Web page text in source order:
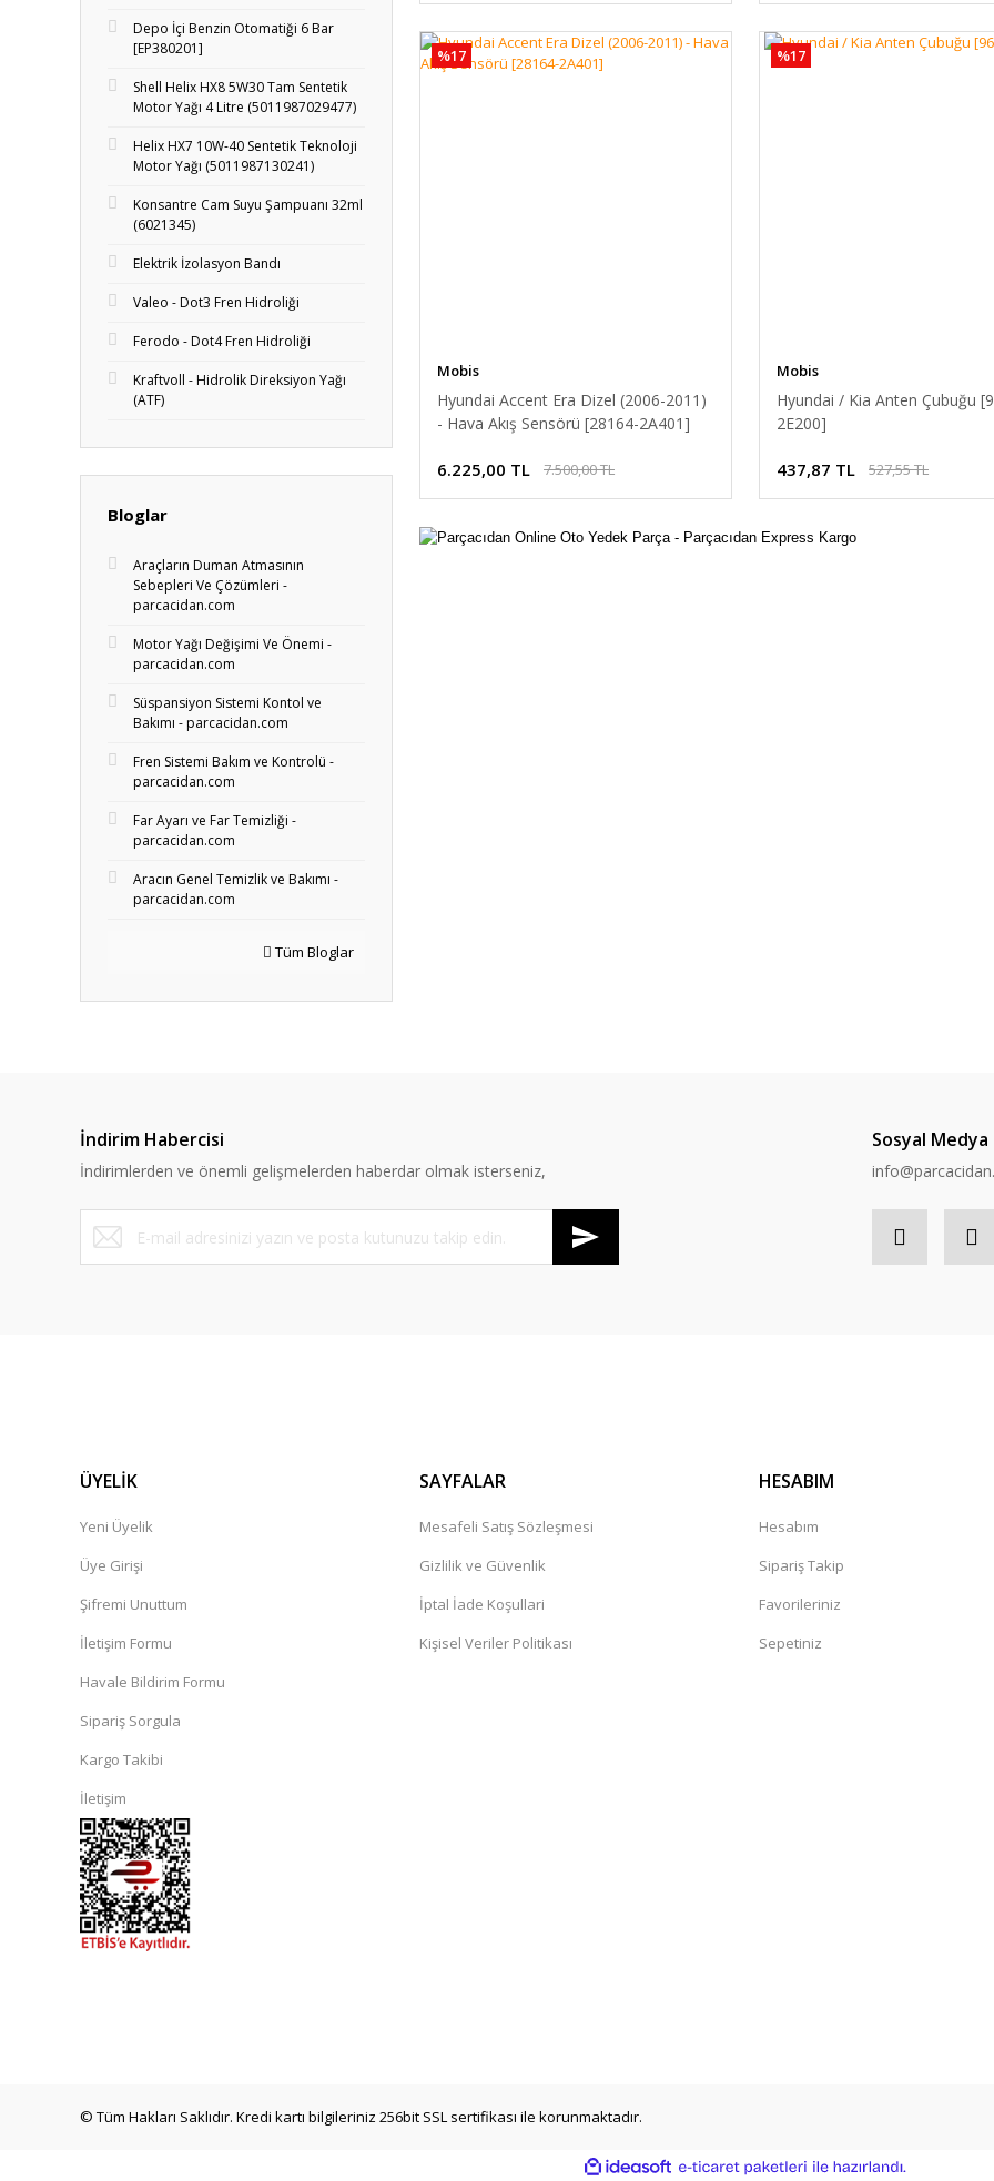
Depo İçi Benzin Otomatiği 6 Bar
[EP380201]
Shell Helix HX8 5W30 Tam Sentetik
Motor Yağı 4 Litre (5011987029477)
Helix HX7 10W-40 Sentetik Teknoloji
Motor Yağı (5011987130241)
Konsantre Cam Suyu Şampuanı 32ml
(6021345)
Elektrik İzolasyon Bandı
Valeo - Dot3 Fren Hidroliği
Ferodo - Dot4 Fren Hidroliği
Kraftvoll - Hidrolik Direksiyon Yağı
(ATF)
Bloglar
Araçların Duman Atmasının
Sebepleri Ve Çözümleri -
parcacidan.com
Motor Yağı Değişimi Ve Önemi -
parcacidan.com
Süspansiyon Sistemi Kontol ve
Bakımı - parcacidan.com
Fren Sistemi Bakım ve Kontrolü -
parcacidan.com
Far Ayarı ve Far Temizliği -
parcacidan.com
Aracın Genel Temizlik ve Bakımı -
parcacidan.com
Tüm Bloglar
%17
Mobis
Hyundai Accent Era Dizel (2006-2011)
- Hava Akış Sensörü [28164-2A401]
6.225,00 TL 7.500,00 TL
%17
Mobis
Hyundai / Kia Anten Çubuğu
2E200]
437,87 TL 527,55 TL
İndirim Habercisi
İndirimlerden ve önemli gelişmelerden haberdar olmak isterseniz,
Sosyal Medya
ÜYELİK
Yeni Üyelik
Üye Girişi
Şifremi Unuttum
İletişim Formu
Havale Bildirim Formu
Sipariş Sorgula
Kargo Takibi
İletişim
SAYFALAR
Mesafeli Satış Sözleşmesi
Gizlilik ve Güvenlik
İptal İade Koşullari
Kişisel Veriler Politikası
HESABIM
Hesabım
Sipariş Takip
Favorileriniz
Sepetiniz
sohbet
© Tüm Hakları Saklıdır. Kredi kartı bilgileriniz 256bit SSL sertifikası ile korunmaktadır.
ideasoft
e-